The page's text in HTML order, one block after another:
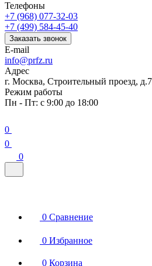
Телефоны
+7 (968) 077-32-03
+7 (499) 584-45-40
Заказать звонок
E-mail
info@prfz.ru
Адрес
г. Москва, Строительный проезд,
Режим работы
Пн - Пт: с 9:00 до 18:00
0
0
0
0 Сравнение
0 Избранное
0 Корзина